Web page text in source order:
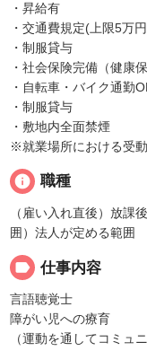
・昇給有
・交通費規定(上限5万
・制服貸与
・社会保険完備（健康
・自転車・バイク通勤
・制服貸与
・敷地内全面禁煙
※就業場所における受
info 職種
（雇い入れ直後）放課
囲）法人が定める範囲
label 仕事内容
言語聴覚士
障がい児への療育
（運動を通してコミュ